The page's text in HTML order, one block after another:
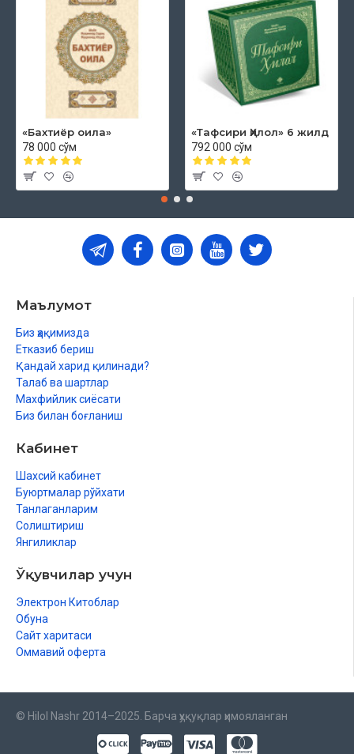
«Бахтиёр оила»
78 000 сўм
«Тафсири Ҳилол» 6 жилд
792 000 сўм
Маълумот
Биз ҳақимизда
Етказиб бериш
Қандай харид қилинади?
Талаб ва шартлар
Махфийлик сиёсати
Биз билан боғланиш
Кабинет
Шахсий кабинет
Буюртмалар рўйхати
Танлаганларим
Солиштириш
Янгиликлар
Ўқувчилар учун
Электрон Китоблар
Обуна
Сайт харитаси
Оммавий оферта
© Hilol Nashr 2014–2025. Барча ҳуқуқлар ҳимояланган